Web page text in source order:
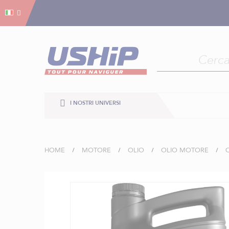
I NOSTRI UNIVERSI
HOME MOTORE OLIO OLIO MOTORE
Gestion dei cookies
Gestion dei cookies